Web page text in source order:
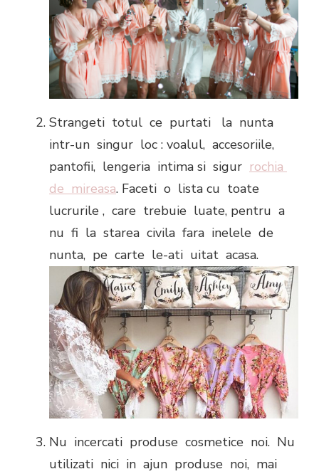
Strangeti totul ce purtati la nunta
intr-un singur loc : voalul, accesoriile,
pantofii, lengeria intima si sigur rochia
de mireasa. Faceti o lista cu toate
lucrurile , care trebuie luate, pentru a
nu fi la starea civila fara inelele de
nunta, pe carte le-ati uitat acasa.
Nu incercati produse cosmetice noi. Nu
utilizati nici in ajun produse noi, mai